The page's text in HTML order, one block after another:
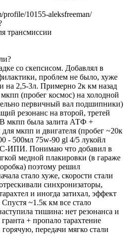
10155-aleksfreeman/
трансмиссии
со скепсисом. Добавлял в
проблем не было, хуже
на 2,5-3л. Примерно 2к км назад
мкпп (пробег космос) на холодной
первичный вал подшипники)
резонанс на второй, третей
В мкпп была залита АТФ +
мкпп и двигателя (пробег ~20к
- 500мл 75w-90 gl 4/5 лукойл
ИПИ. Понимаю что добавил в
медной плакировки (в гараже
поэтому решил
стало хуже, скорости стали
синхронизаторы,
и иногда затихал, эффект
~1.5к км все стало
тишина: нет резонанса и
+ пропало тарахтение
передачи мягко стали